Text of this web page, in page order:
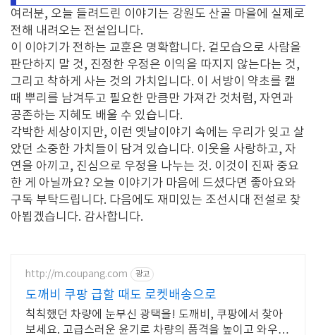
여러분, 오늘 들려드린 이야기는 강원도 산골 마을에 실제로
전해 내려오는 전설입니다.
이 이야기가 전하는 교훈은 명확합니다. 겉모습으로 사람을
판단하지 말 것, 진정한 우정은 이익을 따지지 않는다는 것,
그리고 착하게 사는 것의 가치입니다. 이 서방이 약초를 캘
때 뿌리를 남겨두고 필요한 만큼만 가져간 것처럼, 자연과
공존하는 지혜도 배울 수 있습니다.
각박한 세상이지만, 이런 옛날이야기 속에는 우리가 잊고 살
았던 소중한 가치들이 담겨 있습니다. 이웃을 사랑하고, 자
연을 아끼고, 진심으로 우정을 나누는 것. 이것이 진짜 중요
한 게 아닐까요? 오늘 이야기가 마음에 드셨다면 좋아요와
구독 부탁드립니다. 다음에도 재미있는 조선시대 전설로 찾
아뵙겠습니다. 감사합니다.
http://m.coupang.com 광고
도깨비 쿠팡 급할 때도 로켓배송으로
칙칙했던 차량에 눈부신 광택을! 도깨비, 쿠팡에서 찾아
보세요. 고급스러운 윤기로 차량의 품격을 높이고 와우회